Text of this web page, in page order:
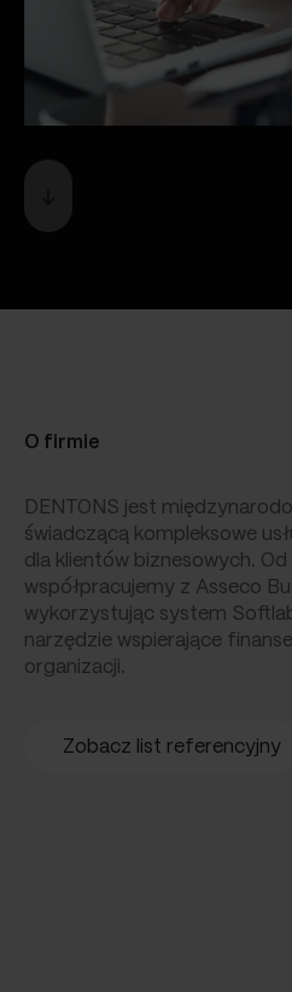
O firmie
DENTONS jest
świadczącą kompleksowe
dla klientów biznesowych.
współpracujemy z Asseco
wykorzystując system
narzędzie wspierające
organizacji.
Zobacz list referencyjny